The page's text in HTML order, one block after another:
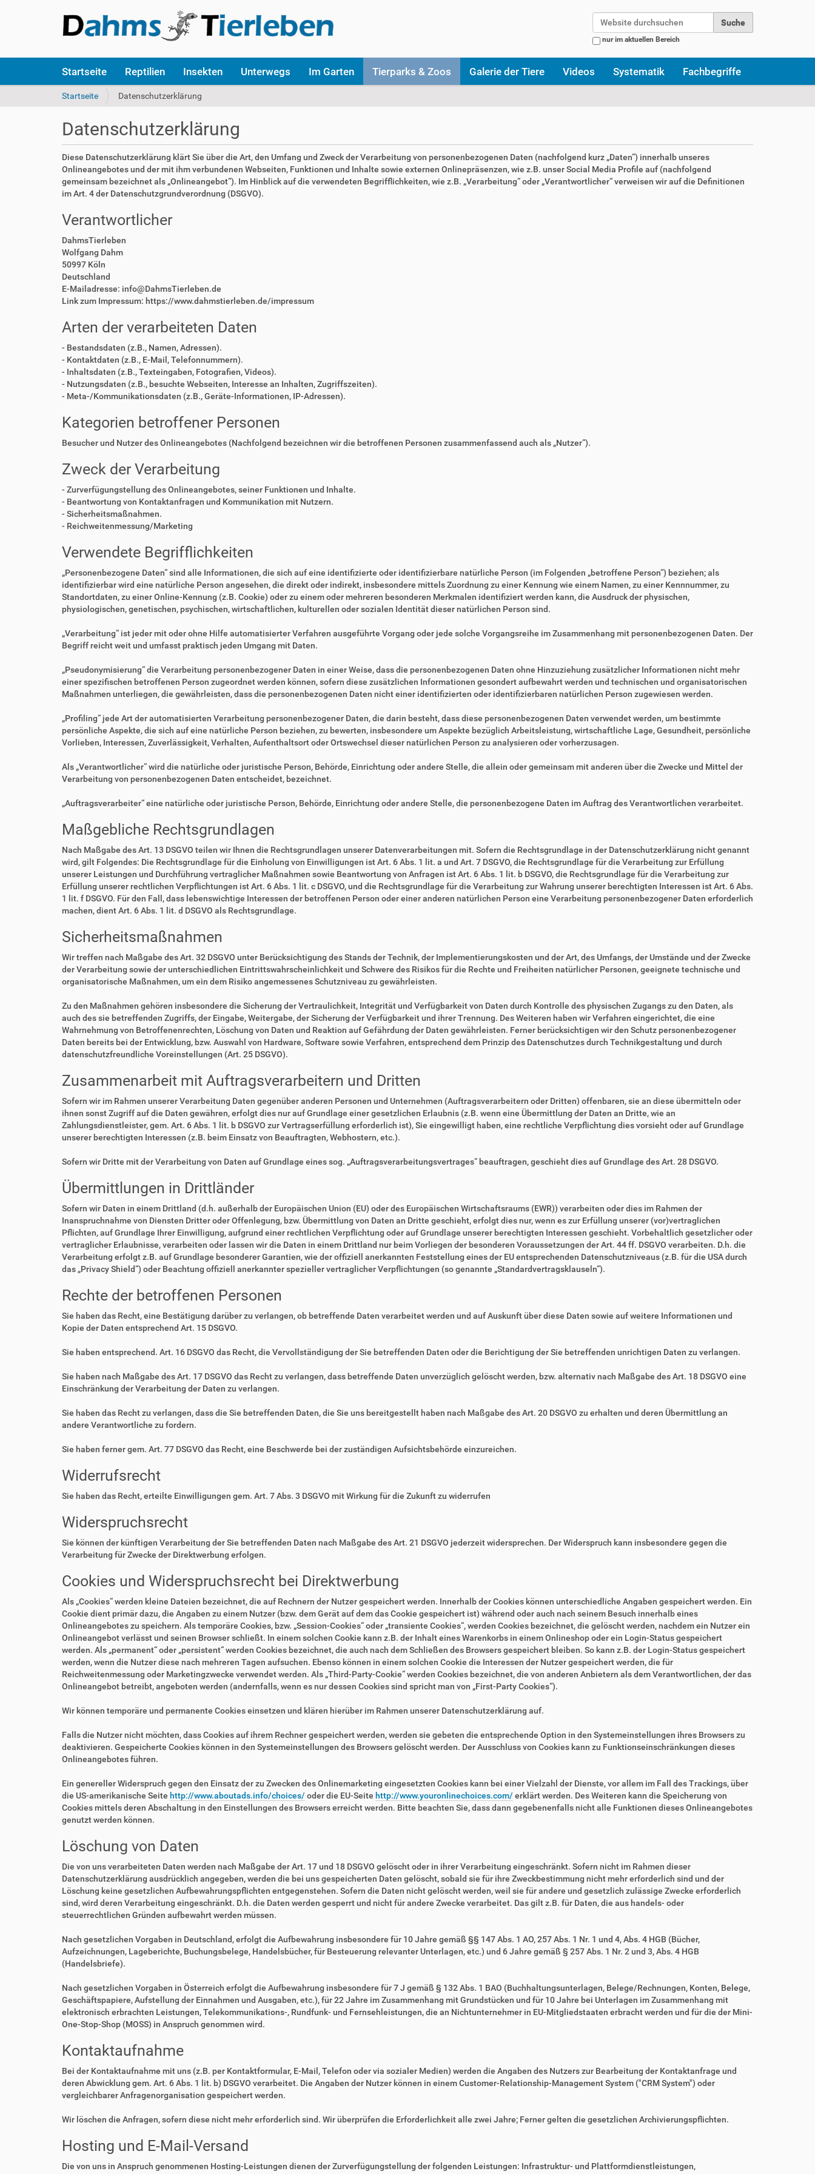
nur im aktuellen Bereich
k
Startseite Reptilien Insekten Unterwegs Im Garten Tierparks & Zoos Galerie der Tiere Videos Systematik Fachbegriffe
S
s
i
n
d
h
i
r
Startseite Datenschutzerklärung
Datenschutzerklärung
Diese Datenschutzerklärung klärt Sie über die Art, den Umfang und Zweck der Verarbeitung von personenbezogenen Daten (nachfolgend kurz „Daten“) innerhalb unseres
Onlineangebotes und der mit ihm verbundenen Webseiten, Funktionen und Inhalte sowie externen Onlinepräsenzen, wie z.B. unser Social Media Profile auf (nachfolgend
gemeinsam bezeichnet als „Onlineangebot“). Im Hinblick auf die verwendeten Begrifflichkeiten, wie z.B. „Verarbeitung“ oder „Verantwortlicher“ verweisen wir auf die Definitionen
im Art. 4 der Datenschutzgrundverordnung (DSGVO).
Verantwortlicher
DahmsTierleben
Wolfgang Dahm
50997 Köln
Deutschland
E-Mailadresse: info@DahmsTierleben.de
Link zum Impressum: https://www.dahmstierleben.de/impressum
Arten der verarbeiteten Daten
- Bestandsdaten (z.B., Namen, Adressen).
- Kontaktdaten (z.B., E-Mail, Telefonnummern).
- Inhaltsdaten (z.B., Texteingaben, Fotografien, Videos).
- Nutzungsdaten (z.B., besuchte Webseiten, Interesse an Inhalten, Zugriffszeiten).
- Meta-/Kommunikationsdaten (z.B., Geräte-Informationen, IP-Adressen).
Kategorien betroffener Personen
Besucher und Nutzer des Onlineangebotes (Nachfolgend bezeichnen wir die betroffenen Personen zusammenfassend auch als „Nutzer“).
Zweck der Verarbeitung
- Zurverfügungstellung des Onlineangebotes, seiner Funktionen und Inhalte.
- Beantwortung von Kontaktanfragen und Kommunikation mit Nutzern.
- Sicherheitsmaßnahmen.
- Reichweitenmessung/Marketing
Verwendete Begrifflichkeiten
„Personenbezogene Daten“ sind alle Informationen, die sich auf eine identifizierte oder identifizierbare natürliche Person (im Folgenden „betroffene Person“) beziehen; als
identifizierbar wird eine natürliche Person angesehen, die direkt oder indirekt, insbesondere mittels Zuordnung zu einer Kennung wie einem Namen, zu einer Kennnummer, zu
Standortdaten, zu einer Online-Kennung (z.B. Cookie) oder zu einem oder mehreren besonderen Merkmalen identifiziert werden kann, die Ausdruck der physischen,
physiologischen, genetischen, psychischen, wirtschaftlichen, kulturellen oder sozialen Identität dieser natürlichen Person sind.
„Verarbeitung“ ist jeder mit oder ohne Hilfe automatisierter Verfahren ausgeführte Vorgang oder jede solche Vorgangsreihe im Zusammenhang mit personenbezogenen Daten. Der
Begriff reicht weit und umfasst praktisch jeden Umgang mit Daten.
„Pseudonymisierung“ die Verarbeitung personenbezogener Daten in einer Weise, dass die personenbezogenen Daten ohne Hinzuziehung zusätzlicher Informationen nicht mehr
einer spezifischen betroffenen Person zugeordnet werden können, sofern diese zusätzlichen Informationen gesondert aufbewahrt werden und technischen und organisatorischen
Maßnahmen unterliegen, die gewährleisten, dass die personenbezogenen Daten nicht einer identifizierten oder identifizierbaren natürlichen Person zugewiesen werden.
„Profiling“ jede Art der automatisierten Verarbeitung personenbezogener Daten, die darin besteht, dass diese personenbezogenen Daten verwendet werden, um bestimmte
persönliche Aspekte, die sich auf eine natürliche Person beziehen, zu bewerten, insbesondere um Aspekte bezüglich Arbeitsleistung, wirtschaftliche Lage, Gesundheit, persönliche
Vorlieben, Interessen, Zuverlässigkeit, Verhalten, Aufenthaltsort oder Ortswechsel dieser natürlichen Person zu analysieren oder vorherzusagen.
Als „Verantwortlicher“ wird die natürliche oder juristische Person, Behörde, Einrichtung oder andere Stelle, die allein oder gemeinsam mit anderen über die Zwecke und Mittel der
Verarbeitung von personenbezogenen Daten entscheidet, bezeichnet.
„Auftragsverarbeiter“ eine natürliche oder juristische Person, Behörde, Einrichtung oder andere Stelle, die personenbezogene Daten im Auftrag des Verantwortlichen verarbeitet.
Maßgebliche Rechtsgrundlagen
Nach Maßgabe des Art. 13 DSGVO teilen wir Ihnen die Rechtsgrundlagen unserer Datenverarbeitungen mit. Sofern die Rechtsgrundlage in der Datenschutzerklärung nicht genannt
wird, gilt Folgendes: Die Rechtsgrundlage für die Einholung von Einwilligungen ist Art. 6 Abs. 1 lit. a und Art. 7 DSGVO, die Rechtsgrundlage für die Verarbeitung zur Erfüllung
unserer Leistungen und Durchführung vertraglicher Maßnahmen sowie Beantwortung von Anfragen ist Art. 6 Abs. 1 lit. b DSGVO, die Rechtsgrundlage für die Verarbeitung zur
Erfüllung unserer rechtlichen Verpflichtungen ist Art. 6 Abs. 1 lit. c DSGVO, und die Rechtsgrundlage für die Verarbeitung zur Wahrung unserer berechtigten Interessen ist Art. 6 Abs.
1 lit. f DSGVO. Für den Fall, dass lebenswichtige Interessen der betroffenen Person oder einer anderen natürlichen Person eine Verarbeitung personenbezogener Daten erforderlich
machen, dient Art. 6 Abs. 1 lit. d DSGVO als Rechtsgrundlage.
Sicherheitsmaßnahmen
Wir treffen nach Maßgabe des Art. 32 DSGVO unter Berücksichtigung des Stands der Technik, der Implementierungskosten und der Art, des Umfangs, der Umstände und der Zwecke
der Verarbeitung sowie der unterschiedlichen Eintrittswahrscheinlichkeit und Schwere des Risikos für die Rechte und Freiheiten natürlicher Personen, geeignete technische und
organisatorische Maßnahmen, um ein dem Risiko angemessenes Schutzniveau zu gewährleisten.
Zu den Maßnahmen gehören insbesondere die Sicherung der Vertraulichkeit, Integrität und Verfügbarkeit von Daten durch Kontrolle des physischen Zugangs zu den Daten, als
auch des sie betreffenden Zugriffs, der Eingabe, Weitergabe, der Sicherung der Verfügbarkeit und ihrer Trennung. Des Weiteren haben wir Verfahren eingerichtet, die eine
Wahrnehmung von Betroffenenrechten, Löschung von Daten und Reaktion auf Gefährdung der Daten gewährleisten. Ferner berücksichtigen wir den Schutz personenbezogener
Daten bereits bei der Entwicklung, bzw. Auswahl von Hardware, Software sowie Verfahren, entsprechend dem Prinzip des Datenschutzes durch Technikgestaltung und durch
datenschutzfreundliche Voreinstellungen (Art. 25 DSGVO).
Zusammenarbeit mit Auftragsverarbeitern und Dritten
Sofern wir im Rahmen unserer Verarbeitung Daten gegenüber anderen Personen und Unternehmen (Auftragsverarbeitern oder Dritten) offenbaren, sie an diese übermitteln oder
ihnen sonst Zugriff auf die Daten gewähren, erfolgt dies nur auf Grundlage einer gesetzlichen Erlaubnis (z.B. wenn eine Übermittlung der Daten an Dritte, wie an
Zahlungsdienstleister, gem. Art. 6 Abs. 1 lit. b DSGVO zur Vertragserfüllung erforderlich ist), Sie eingewilligt haben, eine rechtliche Verpflichtung dies vorsieht oder auf Grundlage
unserer berechtigten Interessen (z.B. beim Einsatz von Beauftragten, Webhostern, etc.).
Sofern wir Dritte mit der Verarbeitung von Daten auf Grundlage eines sog. „Auftragsverarbeitungsvertrages“ beauftragen, geschieht dies auf Grundlage des Art. 28 DSGVO.
Übermittlungen in Drittländer
Sofern wir Daten in einem Drittland (d.h. außerhalb der Europäischen Union (EU) oder des Europäischen Wirtschaftsraums (EWR)) verarbeiten oder dies im Rahmen der
Inanspruchnahme von Diensten Dritter oder Offenlegung, bzw. Übermittlung von Daten an Dritte geschieht, erfolgt dies nur, wenn es zur Erfüllung unserer (vor)vertraglichen
Pflichten, auf Grundlage Ihrer Einwilligung, aufgrund einer rechtlichen Verpflichtung oder auf Grundlage unserer berechtigten Interessen geschieht. Vorbehaltlich gesetzlicher oder
vertraglicher Erlaubnisse, verarbeiten oder lassen wir die Daten in einem Drittland nur beim Vorliegen der besonderen Voraussetzungen der Art. 44 ff. DSGVO verarbeiten. D.h. die
Verarbeitung erfolgt z.B. auf Grundlage besonderer Garantien, wie der offiziell anerkannten Feststellung eines der EU entsprechenden Datenschutzniveaus (z.B. für die USA durch
das „Privacy Shield“) oder Beachtung offiziell anerkannter spezieller vertraglicher Verpflichtungen (so genannte „Standardvertragsklauseln“).
Rechte der betroffenen Personen
Sie haben das Recht, eine Bestätigung darüber zu verlangen, ob betreffende Daten verarbeitet werden und auf Auskunft über diese Daten sowie auf weitere Informationen und
Kopie der Daten entsprechend Art. 15 DSGVO.
Sie haben entsprechend. Art. 16 DSGVO das Recht, die Vervollständigung der Sie betreffenden Daten oder die Berichtigung der Sie betreffenden unrichtigen Daten zu verlangen.
Sie haben nach Maßgabe des Art. 17 DSGVO das Recht zu verlangen, dass betreffende Daten unverzüglich gelöscht werden, bzw. alternativ nach Maßgabe des Art. 18 DSGVO eine
Einschränkung der Verarbeitung der Daten zu verlangen.
Sie haben das Recht zu verlangen, dass die Sie betreffenden Daten, die Sie uns bereitgestellt haben nach Maßgabe des Art. 20 DSGVO zu erhalten und deren Übermittlung an
andere Verantwortliche zu fordern.
Sie haben ferner gem. Art. 77 DSGVO das Recht, eine Beschwerde bei der zuständigen Aufsichtsbehörde einzureichen.
Widerrufsrecht
Sie haben das Recht, erteilte Einwilligungen gem. Art. 7 Abs. 3 DSGVO mit Wirkung für die Zukunft zu widerrufen
Widerspruchsrecht
Sie können der künftigen Verarbeitung der Sie betreffenden Daten nach Maßgabe des Art. 21 DSGVO jederzeit widersprechen. Der Widerspruch kann insbesondere gegen die
Verarbeitung für Zwecke der Direktwerbung erfolgen.
Cookies und Widerspruchsrecht bei Direktwerbung
Als „Cookies“ werden kleine Dateien bezeichnet, die auf Rechnern der Nutzer gespeichert werden. Innerhalb der Cookies können unterschiedliche Angaben gespeichert werden. Ein
Cookie dient primär dazu, die Angaben zu einem Nutzer (bzw. dem Gerät auf dem das Cookie gespeichert ist) während oder auch nach seinem Besuch innerhalb eines
Onlineangebotes zu speichern. Als temporäre Cookies, bzw. „Session-Cookies“ oder „transiente Cookies“, werden Cookies bezeichnet, die gelöscht werden, nachdem ein Nutzer ein
Onlineangebot verlässt und seinen Browser schließt. In einem solchen Cookie kann z.B. der Inhalt eines Warenkorbs in einem Onlineshop oder ein Login-Status gespeichert
werden. Als „permanent“ oder „persistent“ werden Cookies bezeichnet, die auch nach dem Schließen des Browsers gespeichert bleiben. So kann z.B. der Login-Status gespeichert
werden, wenn die Nutzer diese nach mehreren Tagen aufsuchen. Ebenso können in einem solchen Cookie die Interessen der Nutzer gespeichert werden, die für
Reichweitenmessung oder Marketingzwecke verwendet werden. Als „Third-Party-Cookie“ werden Cookies bezeichnet, die von anderen Anbietern als dem Verantwortlichen, der das
Onlineangebot betreibt, angeboten werden (andernfalls, wenn es nur dessen Cookies sind spricht man von „First-Party Cookies“).
Wir können temporäre und permanente Cookies einsetzen und klären hierüber im Rahmen unserer Datenschutzerklärung auf.
Falls die Nutzer nicht möchten, dass Cookies auf ihrem Rechner gespeichert werden, werden sie gebeten die entsprechende Option in den Systemeinstellungen ihres Browsers zu
deaktivieren. Gespeicherte Cookies können in den Systemeinstellungen des Browsers gelöscht werden. Der Ausschluss von Cookies kann zu Funktionseinschränkungen dieses
Onlineangebotes führen.
Ein genereller Widerspruch gegen den Einsatz der zu Zwecken des Onlinemarketing eingesetzten Cookies kann bei einer Vielzahl der Dienste, vor allem im Fall des Trackings, über
die US-amerikanische Seite http://www.aboutads.info/choices/ oder die EU-Seite http://www.youronlinechoices.com/ erklärt werden. Des Weiteren kann die Speicherung von
Cookies mittels deren Abschaltung in den Einstellungen des Browsers erreicht werden. Bitte beachten Sie, dass dann gegebenenfalls nicht alle Funktionen dieses Onlineangebotes
genutzt werden können.
Löschung von Daten
Die von uns verarbeiteten Daten werden nach Maßgabe der Art. 17 und 18 DSGVO gelöscht oder in ihrer Verarbeitung eingeschränkt. Sofern nicht im Rahmen dieser
Datenschutzerklärung ausdrücklich angegeben, werden die bei uns gespeicherten Daten gelöscht, sobald sie für ihre Zweckbestimmung nicht mehr erforderlich sind und der
Löschung keine gesetzlichen Aufbewahrungspflichten entgegenstehen. Sofern die Daten nicht gelöscht werden, weil sie für andere und gesetzlich zulässige Zwecke erforderlich
sind, wird deren Verarbeitung eingeschränkt. D.h. die Daten werden gesperrt und nicht für andere Zwecke verarbeitet. Das gilt z.B. für Daten, die aus handels- oder
steuerrechtlichen Gründen aufbewahrt werden müssen.
Nach gesetzlichen Vorgaben in Deutschland, erfolgt die Aufbewahrung insbesondere für 10 Jahre gemäß §§ 147 Abs. 1 AO, 257 Abs. 1 Nr. 1 und 4, Abs. 4 HGB (Bücher,
Aufzeichnungen, Lageberichte, Buchungsbelege, Handelsbücher, für Besteuerung relevanter Unterlagen, etc.) und 6 Jahre gemäß § 257 Abs. 1 Nr. 2 und 3, Abs. 4 HGB
(Handelsbriefe).
Nach gesetzlichen Vorgaben in Österreich erfolgt die Aufbewahrung insbesondere für 7 J gemäß § 132 Abs. 1 BAO (Buchhaltungsunterlagen, Belege/Rechnungen, Konten, Belege,
Geschäftspapiere, Aufstellung der Einnahmen und Ausgaben, etc.), für 22 Jahre im Zusammenhang mit Grundstücken und für 10 Jahre bei Unterlagen im Zusammenhang mit
elektronisch erbrachten Leistungen, Telekommunikations-, Rundfunk- und Fernsehleistungen, die an Nichtunternehmer in EU-Mitgliedstaaten erbracht werden und für die der Mini-
One-Stop-Shop (MOSS) in Anspruch genommen wird.
Kontaktaufnahme
Bei der Kontaktaufnahme mit uns (z.B. per Kontaktformular, E-Mail, Telefon oder via sozialer Medien) werden die Angaben des Nutzers zur Bearbeitung der Kontaktanfrage und
deren Abwicklung gem. Art. 6 Abs. 1 lit. b) DSGVO verarbeitet. Die Angaben der Nutzer können in einem Customer-Relationship-Management System ("CRM System") oder
vergleichbarer Anfragenorganisation gespeichert werden.
Wir löschen die Anfragen, sofern diese nicht mehr erforderlich sind. Wir überprüfen die Erforderlichkeit alle zwei Jahre; Ferner gelten die gesetzlichen Archivierungspflichten.
Hosting und E-Mail-Versand
Die von uns in Anspruch genommenen Hosting-Leistungen dienen der Zurverfügungstellung der folgenden Leistungen: Infrastruktur- und Plattformdienstleistungen,